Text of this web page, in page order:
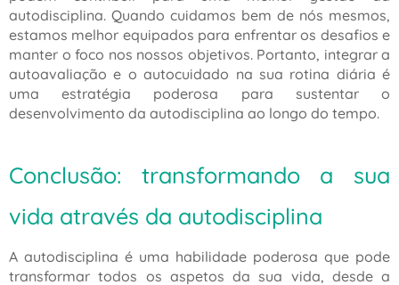
autodisciplina. Quando cuidamos bem de nós mesmos,
estamos melhor equipados para enfrentar os desafios e
manter o foco nos nossos objetivos. Portanto, integrar a
autoavaliação e o autocuidado na sua rotina diária é
uma estratégia poderosa para sustentar o
desenvolvimento da autodisciplina ao longo do tempo.
Conclusão: transformando a sua
vida através da autodisciplina
A autodisciplina é uma habilidade poderosa que pode
transformar todos os aspetos da sua vida, desde a